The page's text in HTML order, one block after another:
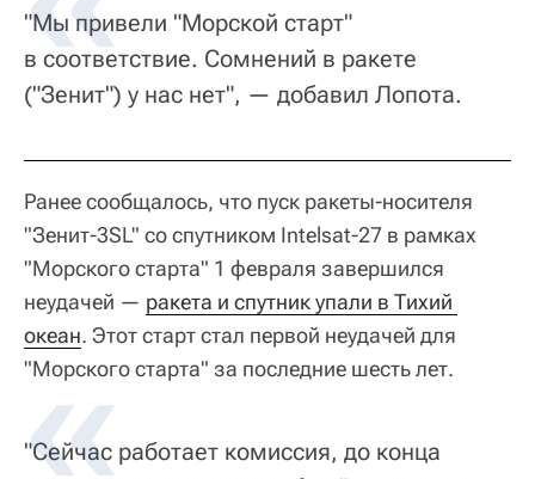
"Мы привели "Морской старт"
в соответствие. Сомнений в ракете
("Зенит") у нас нет", — добавил Лопота.
Ранее сообщалось, что пуск ракеты-носителя
"Зенит-3SL" со спутником Intelsat-27 в рамках
"Морского старта" 1 февраля завершился
неудачей — ракета и спутник упали в Тихий
океан. Этот старт стал первой неудачей для
"Морского старта" за последние шесть лет.
"Сейчас работает комиссия, до конца